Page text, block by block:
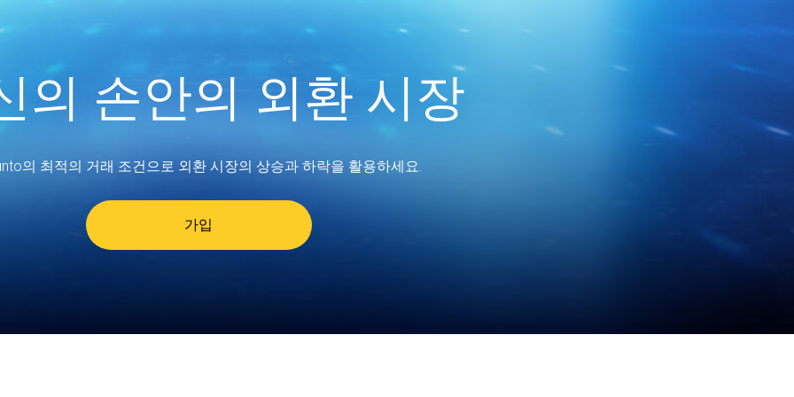
의 손안의 외환 시장
의 최적의 거래 조건으로 외환 시장의 상승과 하락을 활용하세요.
가입